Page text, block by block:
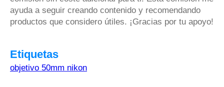
ayuda a seguir creando contenido y recomendando
productos que considero útiles. ¡Gracias por tu apoyo!
Etiquetas
objetivo 50mm nikon